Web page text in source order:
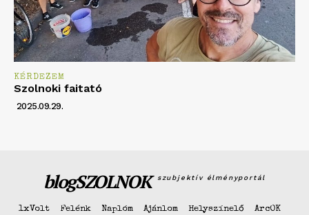
KÉRDEZEM
Szolnoki faitató
2025.09.29.
blogSZOLNOK szubjektív élményportál
1xVolt Felénk Naplóm Ajánlom Helyszínelő
ArcOK